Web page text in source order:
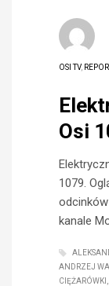
OSI TV,
Osi
1079.
kanale
ANDRZEJ
CIĘŻARÓWKI